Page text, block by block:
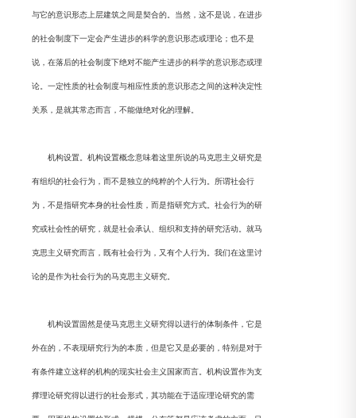
与它的意识形态上层建筑之间是契合的。当然，这不是说，在进步
的社会制度下一定会产生进步的科学的意识形态或理论；也不是
说，在落后的社会制度下绝对不能产生进步的科学的意识形态或理
论。一定性质的社会制度与相应性质的意识形态之间的这种决定性
关系，是就其常态而言，不能做绝对化的理解。
机构设置。机构设置概念意味着这里所说的马克思主义研究是
有组织的社会行为，而不是独立的纯粹的个人行为。所谓社会行
为，不是指研究本身的社会性质，而是指研究方式。社会行为的研
究或社会性的研究，就是社会承认、组织和支持的研究活动。就马
克思主义研究而言，既有社会行为，又有个人行为。我们在这里讨
论的是作为社会行为的马克思主义研究。
机构设置固然是使马克思主义研究得以进行的体制条件，它是
外在的，不表现研究行为的本质，但是它又是必要的，特别是对于
有条件建立这样的机构的现实社会主义国家而言。机构设置作为支
撑理论研究得以进行的社会形式，其功能在于适应理论研究的需